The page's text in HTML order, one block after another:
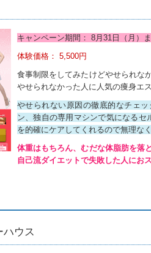
キャンペーン期間： 8月31日（月）
体験価格： 5,500円
食事制限をしてみたけどやせられな
やせられなかった人に人気の痩身エス
やせられない原因の徹底的なチェ
ン、独自の専用マシンで気になる
を的確にケアしてくれるので無理な
体重はもちろん、むだな体脂肪を落
自己流ダイエットで失敗した人にお
ハウス